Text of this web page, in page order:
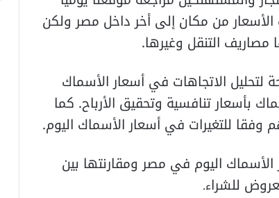
الأسعار من مكان إلى أخر داخل مصر ولكن
التنقل وغيرها.
لتحليل الاتجاهات في أسعار الأسماك
بأسعار تنافسية وتحقيق الأرباح. كما
للتغيرات في أسعار الأسماك اليوم.
اليوم في مصر ومقارنتها بين
للشراء.